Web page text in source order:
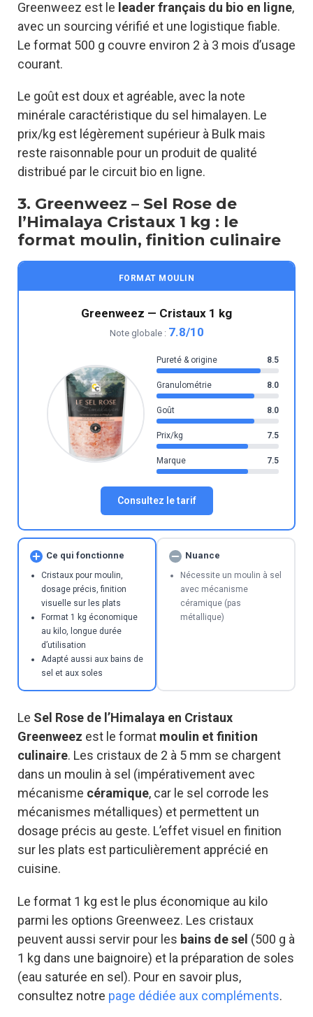
Greenweez est le leader français du bio en ligne,
avec un sourcing vérifié et une logistique fiable.
Le format 500 g couvre environ 2 à 3 mois d’usage
courant.
Le goût est doux et agréable, avec la note
minérale caractéristique du sel himalayen. Le
prix/kg est légèrement supérieur à Bulk mais
reste raisonnable pour un produit de qualité
distribué par le circuit bio en ligne.
3. Greenweez – Sel Rose de
l’Himalaya Cristaux 1 kg : le
format moulin, finition culinaire
FORMAT MOULIN
Greenweez — Cristaux 1 kg
Note globale : 7.8/10
Pureté & origine 8.5
Granulométrie 8.0
Goût 8.0
Prix/kg 7.5
Marque 7.5
Consultez le tarif
Ce qui fonctionne
Cristaux pour moulin,
dosage précis, finition
visuelle sur les plats
Format 1 kg économique
au kilo, longue durée
d’utilisation
Adapté aussi aux bains de
sel et aux soles
Nuance
Nécessite un moulin à sel
avec mécanisme
céramique (pas
métallique)
Le Sel Rose de l’Himalaya en Cristaux
Greenweez est le format moulin et finition
culinaire. Les cristaux de 2 à 5 mm se chargent
dans un moulin à sel (impérativement avec
mécanisme céramique, car le sel corrode les
mécanismes métalliques) et permettent un
dosage précis au geste. L’effet visuel en finition
sur les plats est particulièrement apprécié en
cuisine.
Le format 1 kg est le plus économique au kilo
parmi les options Greenweez. Les cristaux
peuvent aussi servir pour les bains de sel (500 g à
1 kg dans une baignoire) et la préparation de soles
(eau saturée en sel). Pour en savoir plus,
consultez notre page dédiée aux compléments.